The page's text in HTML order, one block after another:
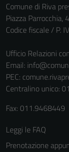
Comune di Riva
Piazza Parrocchia,
Codice fiscale / P.
Ufficio Relazioni
Email:
PEC:
Centralino unico:
Fax: 011.9468449
Leggi le FAQ
Prenotazione